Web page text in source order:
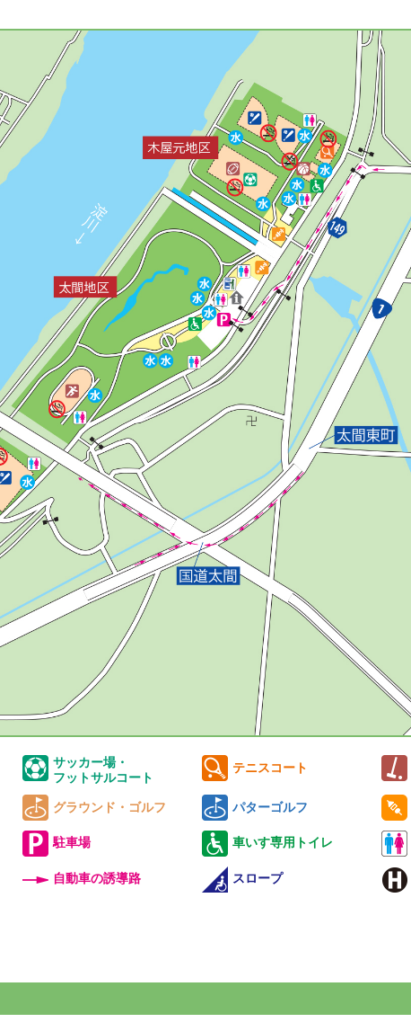
サッカー場・
フットサルコート
テニスコート
グラウンド・ゴルフ パターゴルフ
駐車場 車いす専用トイレ
自動車の誘導路 スロープ